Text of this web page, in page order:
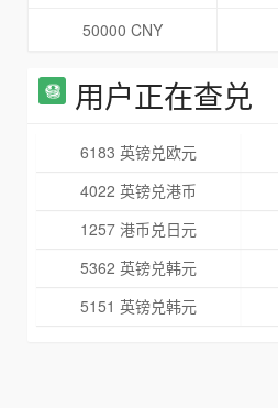
50000 CNY
用户正在查兑
6183 英镑兑欧元
4022 英镑兑港币
1257 港币兑日元
5362 英镑兑韩元
5151 英镑兑韩元